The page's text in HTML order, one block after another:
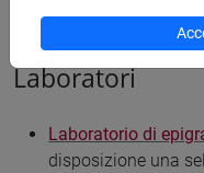
Linguistica storica
Laboratori
Laboratorio di
disposizione una